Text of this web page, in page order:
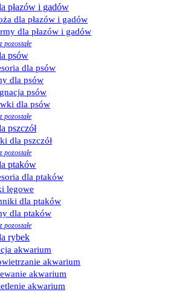
płazów i gadów
dla płazów i gadów
dla płazów i gadów
pozostałe
psów
dla psów
dla psów
psów
dla psów
pozostałe
pszczół
dla pszczół
pozostałe
ptaków
dla ptaków
lęgowe
dla ptaków
dla ptaków
pozostałe
rybek
akwarium
akwarium
akwarium
akwarium